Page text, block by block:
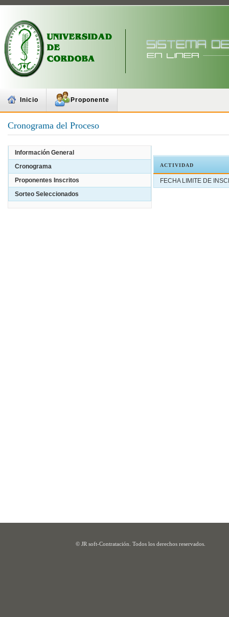
Inicio Proponente
Cronograma del Proceso
Información General
Cronograma
Proponentes Inscritos
Sorteo Seleccionados
ACTIVIDAD
FECHA LIMITE DE
© JR soft-Contratación. Todos los derechos reservados.